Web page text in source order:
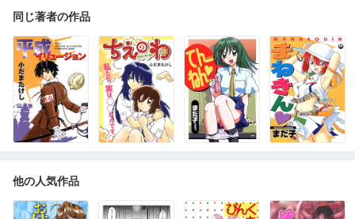
同じ著者の作品
他の人気作品